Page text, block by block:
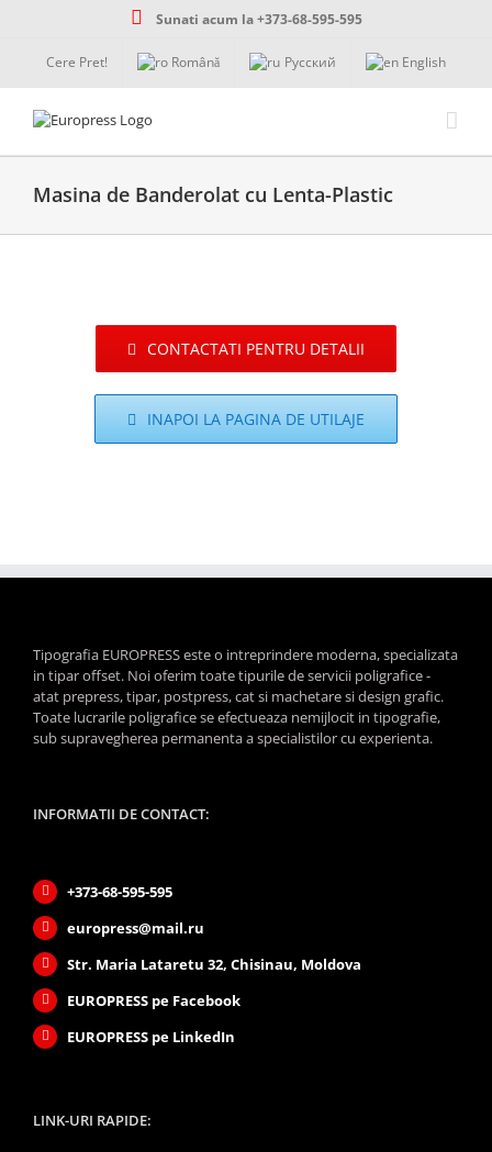
Sunati acum la +373-68-595-595
Cere Pret! Română Русский English
Masina de Banderolat cu Lenta-Plastic
CONTACTATI PENTRU DETALII
INAPOI LA PAGINA DE UTILAJE
Tipografia EUROPRESS este o intreprindere moderna, specializata
in tipar offset. Noi oferim toate tipurile de servicii poligrafice -
atat prepress, tipar, postpress, cat si machetare si design grafic.
Toate lucrarile poligrafice se efectueaza nemijlocit in tipografie,
sub supravegherea permanenta a specialistilor cu experienta.
INFORMATII DE CONTACT:
+373-68-595-595
europress@mail.ru
Str. Maria Lataretu 32, Chisinau, Moldova
EUROPRESS pe Facebook
EUROPRESS pe LinkedIn
LINK-URI RAPIDE: